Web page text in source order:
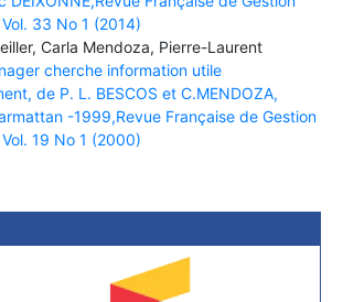
33 No 1 (2014)
Carla Mendoza, Pierre-Laurent
cherche information utile
de P. L. BESCOS et C.MENDOZA,
-1999,Revue Française de Gestion
19 No 1 (2000)